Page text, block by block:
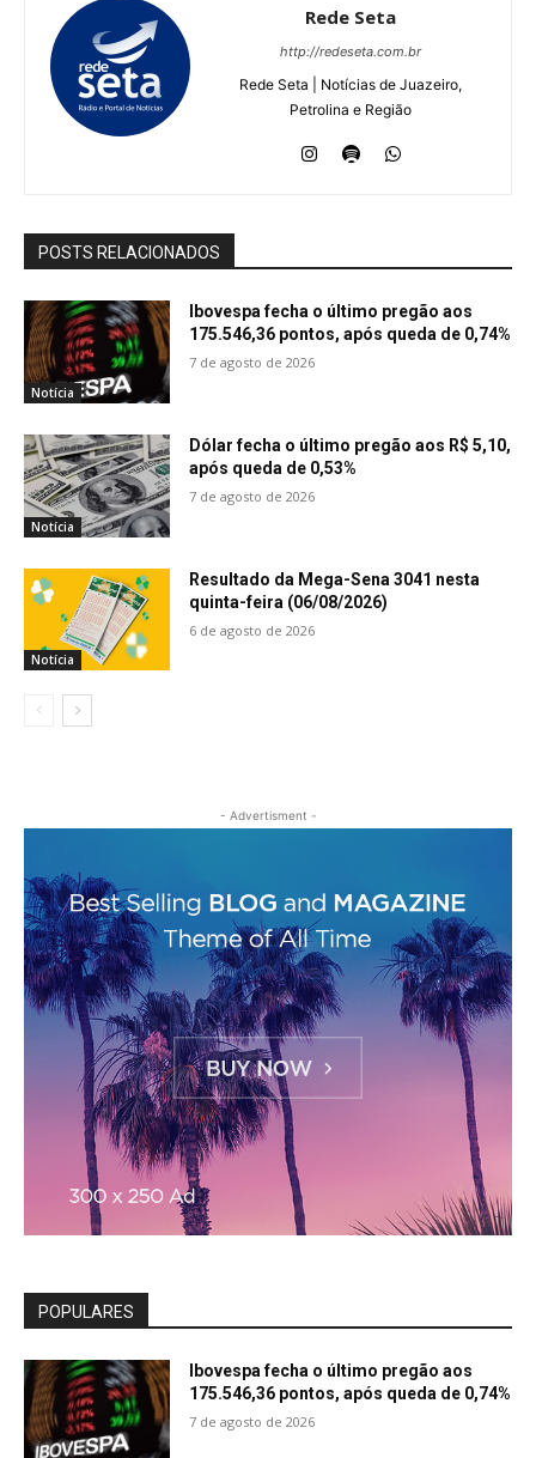
Rede Seta
http://redeseta.com.br
Rede Seta | Notícias de Juazeiro,
Petrolina e Região
POSTS RELACIONADOS
Notícia
Ibovespa fecha o último pregão aos
175.546,36 pontos, após queda de 0,74%
7 de agosto de 2026
Notícia
Dólar fecha o último pregão aos R$ 5,10,
após queda de 0,53%
7 de agosto de 2026
Notícia
Resultado da Mega-Sena 3041 nesta
quinta-feira (06/08/2026)
6 de agosto de 2026
- Advertisment -
POPULARES
Ibovespa fecha o último pregão aos
175.546,36 pontos, após queda de 0,74%
7 de agosto de 2026